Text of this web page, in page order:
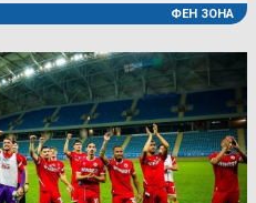
ФЕН ЗОНА